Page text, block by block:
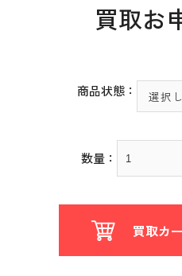
買取お
商品状態：
数量：
買取カ